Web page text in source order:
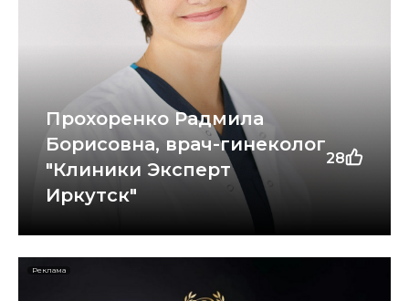
Прохоренко Радмила
Борисовна, врач-гинеколог
"Клиники Эксперт
Иркутск"
28
Реклама